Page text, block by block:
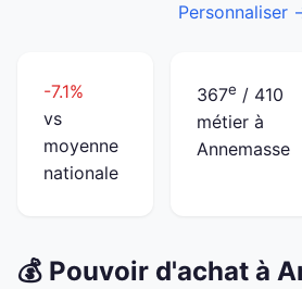
Personnaliser
-7.1%
vs
moyenne
nationale
367e / 410
métier à
Annemasse
💰 Pouvoir d'achat à